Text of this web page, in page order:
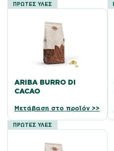
ΠΡΩΤΕΣ ΥΛΕΣ
ARIBA BURRO DI
CACAO
Μετάβαση στο προϊόν >>
ΠΡΩΤΕΣ ΥΛΕΣ